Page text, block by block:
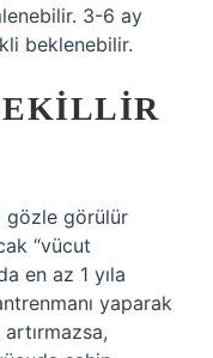
3-6 ay
beklenebilir.
gözle görülür
“vücut
en az 1 yıla
yaparak